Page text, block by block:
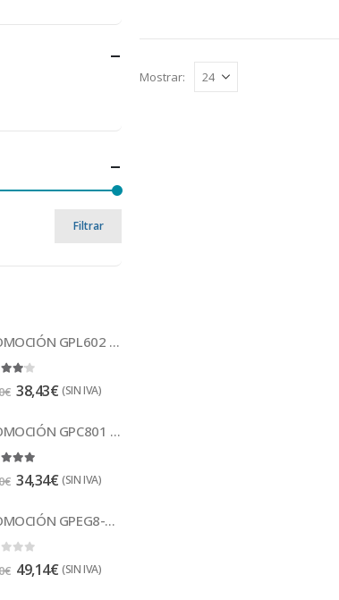
Mostrar:
Filtrar
PROMOCIÓN GPL602 Racor
€ 38,43€ (SIN IVA)
PROMOCIÓN GPC801 Racor
€ 34,34€ (SIN IVA)
PROMOCIÓN GPEG8-6 Racor
€ 49,14€ (SIN IVA)